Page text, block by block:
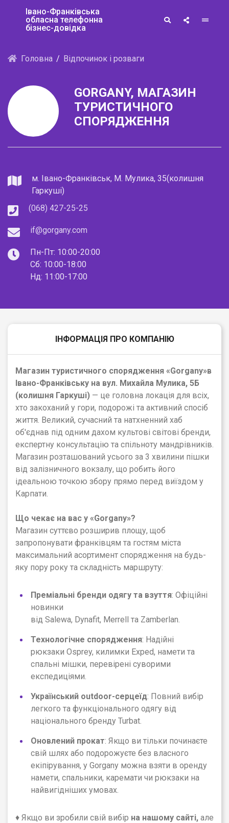
Івано-Франківська
обласна телефонна
бізнес-довідка
Головна Відпочинок і розваги
GORGANY, МАГАЗИН
ТУРИСТИЧНОГО
СПОРЯДЖЕННЯ
м. Івано-Франківськ, М. Мулика, 35(колишня
Гаркуші)
(068) 427-25-25
if@gorgany.com
Пн-Пт: 10:00-20:00
Сб: 10:00-18:00
Нд: 11:00-17:00
ІНФОРМАЦІЯ ПРО КОМПАНІЮ
Магазин туристичного спорядження «Gorgany»в
Івано-Франківську на вул. Михайла Мулика, 5Б
(колишня Гаркуші) — це головна локація для всіх,
хто закоханий у гори, подорожі та активний спосіб
життя. Великий, сучасний та натхненний хаб
об'єднав під одним дахом культові світові бренди,
експертну консультацію та спільноту мандрівників.
Магазин розташований усього за 3 хвилини пішки
від залізничного вокзалу, що робить його
ідеальною точкою збору прямо перед виїздом у
Карпати.
Що чекає на вас у «Gorgany»?
Магазин суттєво розширив площу, щоб
запропонувати франківцям та гостям міста
максимальний асортимент спорядження на будь-
яку пору року та складність маршруту:
Преміальні бренди одягу та взуття: Офіційні
новинки
від Salewa, Dynafit, Merrell та Zamberlan.
Технологічне спорядження: Надійні
рюкзаки Osprey, килимки Exped, намети та
спальні мішки, перевірені суворими
експедиціями.
Український outdoor-серцеїд: Повний вибір
легкого та функціонального одягу від
національного бренду Turbat.
Оновлений прокат: Якщо ви тільки починаєте
свій шлях або подорожуєте без власного
екіпірування, у Gorgany можна взяти в оренду
намети, спальники, каремати чи рюкзаки на
найвигідніших умовах.
♦ Якщо ви зробили свій вибір на нашому сайті, але